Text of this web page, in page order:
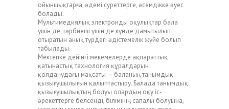
ойыншықтарға, әдемі суреттерге, әсемдікке әуес
болады.
Мультимедиялық электронды оқулықтар бала
үшін де, тәрбиеші үшін де күнде дамытылып
отыратын анық түрдегі әдістемелік жүйе болып
табылады.
Мектепке дейінгі мекемелерде ақпараттық
қатынастық технология құралдарын
қолданудағы мақсаты — баланың танымдық
қызығушылығын қалыптастыру. Балада танымдық
қызығушылықтың болуы олардың оқу іс-
әрекеттерге белсенді, білімінің сапалы болуына,